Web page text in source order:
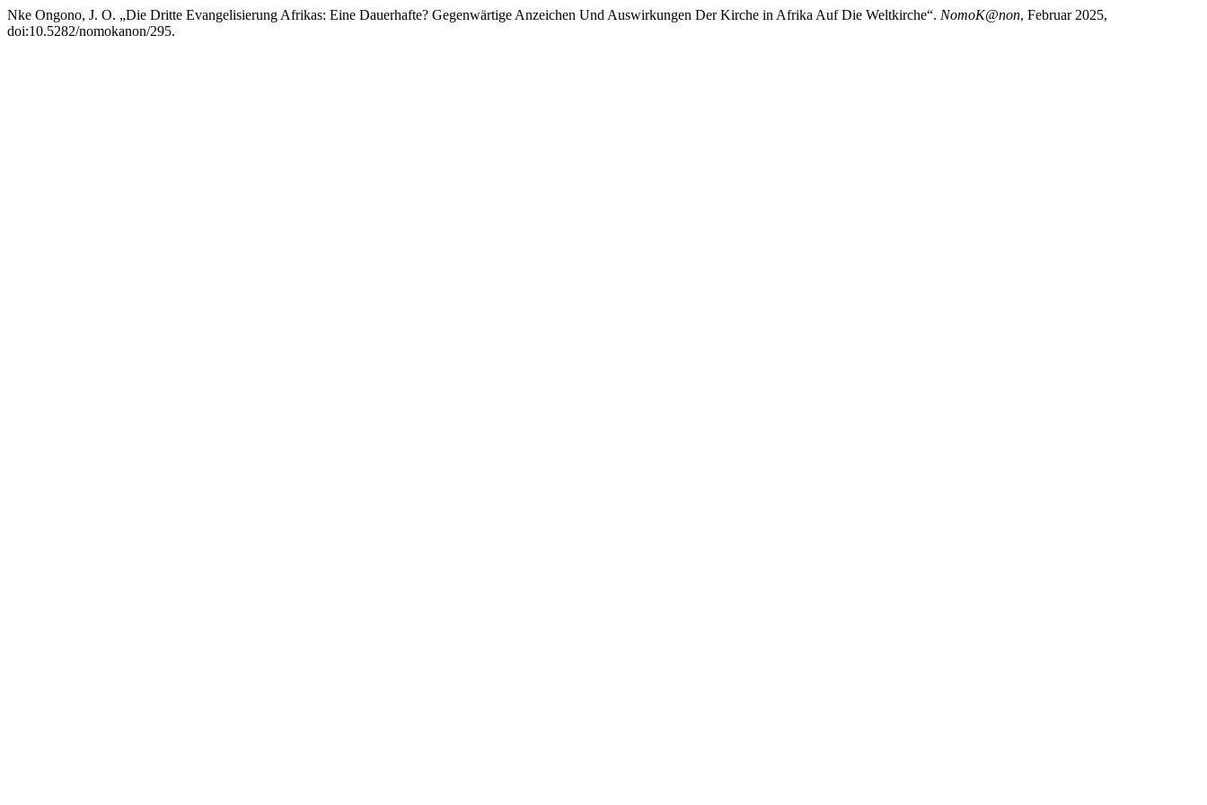
Nke Ongono, J. O. „Die Dritte Evangelisierung Afrikas: Eine Dauerhafte? Gegenwärtige Anzeichen Und Auswirkungen Der Kirche in Afrika Auf Die Weltkirche“. NomoK@non, Februar 2025,
doi:10.5282/nomokanon/295.